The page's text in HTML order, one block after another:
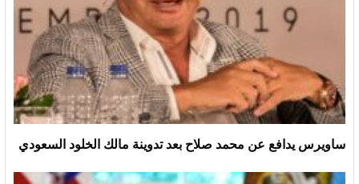
ساويرس يدافع عن محمد صلاح بعد تدوينة مالك الخلود السعودي